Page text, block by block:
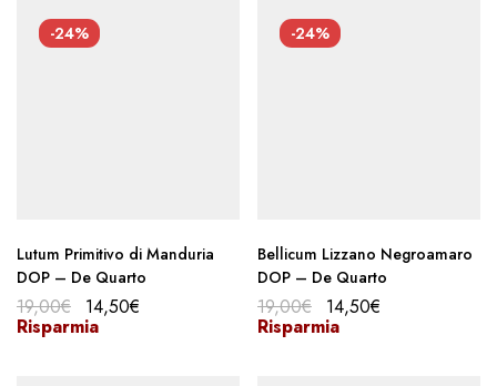
-24%
Lutum Primitivo di Manduria
DOP – De Quarto
19,00€ 14,50€
Risparmia
-24%
Bellicum Lizzano Negroamaro
DOP – De Quarto
19,00€ 14,50€
Risparmia